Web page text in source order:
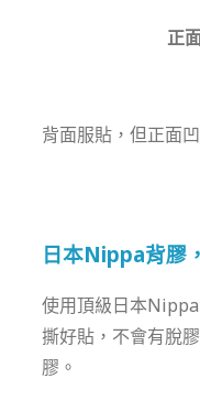
正
背面服貼，但正面
日本Nippa背膠
使用頂級日本
撕好貼，不會有脫
膠。